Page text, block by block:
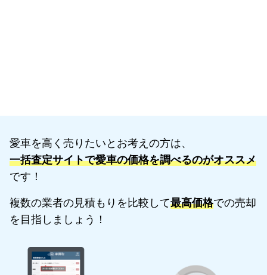
愛車を高く売りたいとお考えの方は、
一括査定サイトで愛車の価格を調べるのがオススメ
です！
複数の業者の見積もりを比較して最高価格での売却
を目指しましょう！